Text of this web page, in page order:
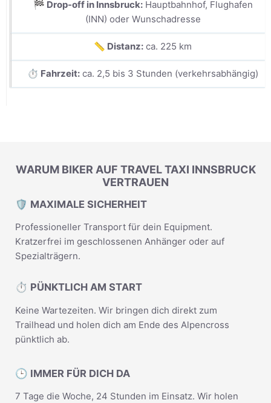
🏁 Drop-off in Innsbruck:Hauptbahnhof, Flughafen
(INN) oder Wunschadresse
📏 Distanz: ca. 225 km
⏱️ Fahrzeit: ca. 2,5 bis 3 Stunden (verkehrsabhängig)
WARUM BIKER AUF TRAVEL TAXI INNSBRUCK
VERTRAUEN
🛡️ MAXIMALE SICHERHEIT
Professioneller Transport für dein Equipment.
Kratzerfrei im geschlossenen Anhänger oder auf
Spezialträgern.
⏱️ PÜNKTLICH AM START
Keine Wartezeiten. Wir bringen dich direkt zum
Trailhead und holen dich am Ende des Alpencross
pünktlich ab.
🕒 IMMER FÜR DICH DA
7 Tage die Woche, 24 Stunden im Einsatz. Wir holen